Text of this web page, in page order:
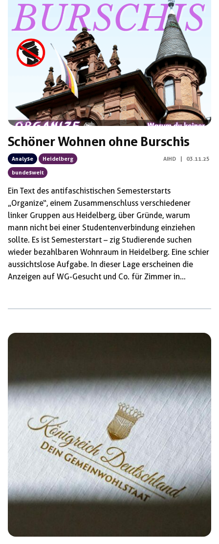
Schöner Wohnen ohne Burschis
Analyse
Heidelberg
bundesweit
AIHD 03.11.25
Ein Text des antifaschistischen Semesterstarts
„Organize“, einem Zusammenschluss verschiedener
linker Gruppen aus Heidelberg, über Gründe, warum
mann nicht bei einer Studentenverbindung einziehen
sollte. Es ist Semesterstart – zig Studierende suchen
wieder bezahlbaren Wohnraum in Heidelberg. Eine schier
aussichtslose Aufgabe. In dieser Lage erscheinen die
Anzeigen auf WG-Gesucht und Co. für Zimmer in
„Lebensbund“. Burschenschaften und andere
folgenden Text nennen wir einige Gründe, warum du
nicht bei ihnen einziehen solltest. Rassistisch, sexistisch,
[…]